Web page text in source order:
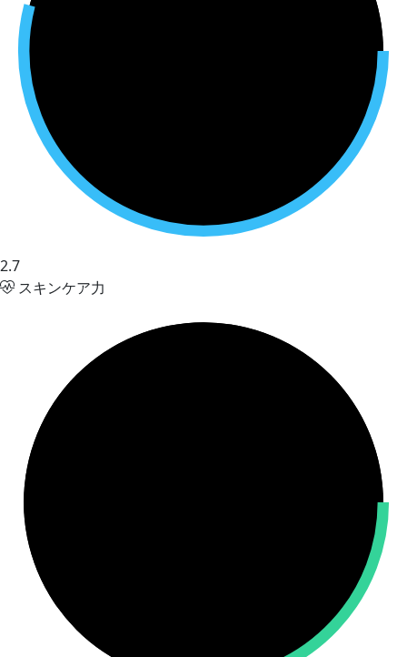
2.7
スキンケア力